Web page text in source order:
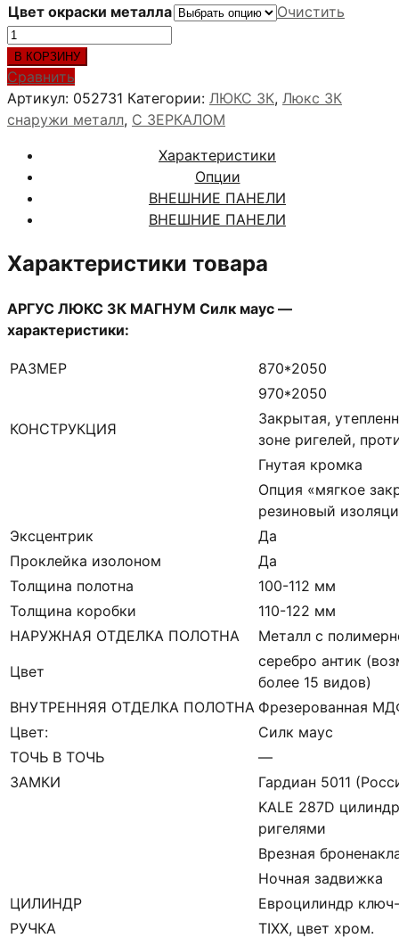
Цвет окраски металла
Очистить
Количество
товара
АРГУС
ЛЮКС
3К
Силк
маус
В КОРЗИНУ
Сравнить
Артикул: 052731 Категории: ЛЮКС 3К, Люкс 3К
снаружи металл, С ЗЕРКАЛОМ
Характеристики
Опции
ВНЕШНИЕ ПАНЕЛИ
ВНЕШНИЕ ПАНЕЛИ
Характеристики товара
АРГУС ЛЮКС 3К МАГНУМ Силк маус —
характеристики:
РАЗМЕР
870*2050
970*2050
КОНСТРУКЦИЯ
Закрытая,
зоне ригелей,
Гнутая кромка
Опция «мягкое
резиновый
Эксцентрик
Да
Проклейка изолоном
Да
Толщина полотна
100-112 мм
Толщина коробки
110-122 мм
НАРУЖНАЯ ОТДЕЛКА ПОЛОТНА
Металл с
Цвет
серебро антик
более 15 видов)
ВНУТРЕННЯЯ ОТДЕЛКА ПОЛОТНА Фрезерованная
Цвет:
Силк маус
ТОЧЬ В ТОЧЬ
—
ЗАМКИ
Гардиан 5011
KALE 287D
ригелями
Врезная
Ночная задвижка
ЦИЛИНДР
Евроцилиндр
РУЧКА
TIXX, цвет хром.